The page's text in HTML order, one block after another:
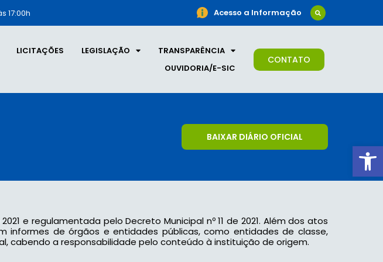
17:00h Acesso a Informação
LICITAÇÕES LEGISLAÇÃO
TRANSPARÊNCIA
OUVIDORIA/E-SIC
CONTATO
BAIXAR DIÁRIO OFICIAL
e regulamentada pelo Decreto Municipal nº 11 de 2021. Além dos atos
informes de órgãos e entidades públicas, como entidades de classe,
cabendo a responsabilidade pelo conteúdo à instituição de origem.